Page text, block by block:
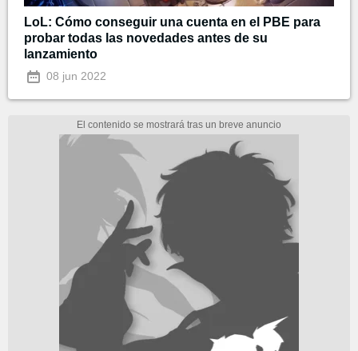
LoL: Cómo conseguir una cuenta en el PBE para
probar todas las novedades antes de su
lanzamiento
08 jun 2022